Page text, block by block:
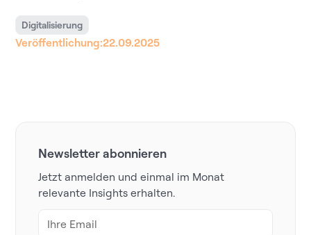
Digitalisierung
Veröffentlichung:22.09.2025
Newsletter abonnieren
Jetzt anmelden und einmal im Monat
relevante Insights erhalten.